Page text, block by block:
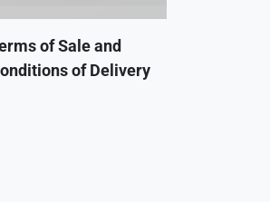
of Sale and
of Delivery